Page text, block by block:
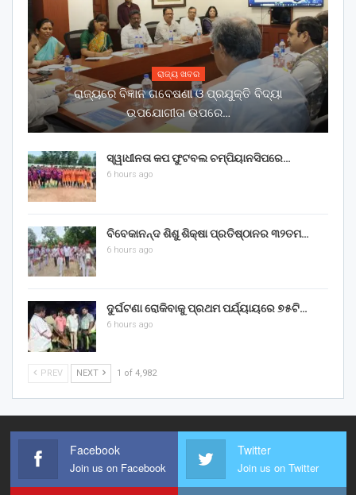
ରାଜ୍ୟ ଖବର
ରାଜ୍ୟରେ ବିଜ୍ଞାନ ଗବେଷଣା ଓ ପ୍ରଯୁକ୍ତି ବିଦ୍ୟା
ଉପଯୋଗୀତା ଉପରେ…
ସ୍ୱାଧୀନତା କପ ଫୁଟବଲ ଚମ୍ପିୟାନସିପରେ…
6 hours ago
ବିବେକାନନ୍ଦ ଶିଶୁ ଶିକ୍ଷା ପ୍ରତିଷ୍ଠାନର ୩୨ତମ…
6 hours ago
ଦୁର୍ଘଟଣା ରୋକିବାକୁ ପ୍ରଥମ ପର୍ଯ୍ୟାୟରେ ୭୫ଟି…
6 hours ago
PREV NEXT 1 of 4,982
Facebook
Join us on Facebook
Twitter
Join us on Twitter